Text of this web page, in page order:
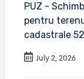
PUZ -
pentru
cadastrale
July 2, 2026